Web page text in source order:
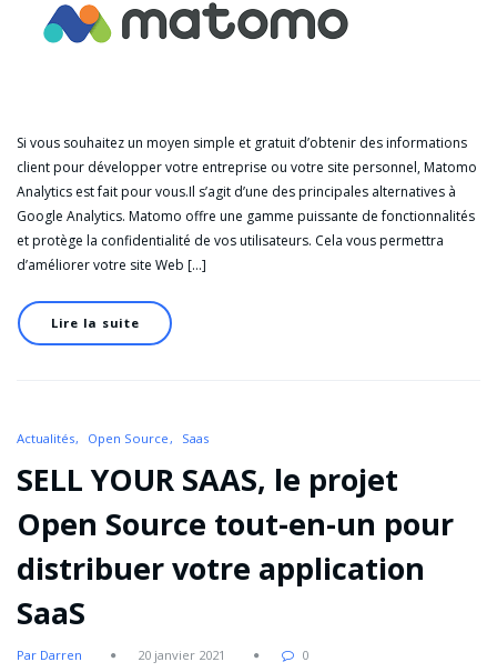
Si vous souhaitez un moyen simple et gratuit d’obtenir des informations
client pour développer votre entreprise ou votre site personnel, Matomo
Analytics est fait pour vous.Il s’agit d’une des principales alternatives à
Google Analytics. Matomo offre une gamme puissante de fonctionnalités
et protège la confidentialité de vos utilisateurs. Cela vous permettra
d’améliorer votre site Web […]
Lire la suite
Actualités Open Source Saas
SELL YOUR SAAS, le projet
Open Source tout-en-un pour
distribuer votre application
SaaS
Par Darren 20 janvier 2021 0